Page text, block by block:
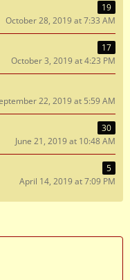
19
October 28, 2019 at 7:33 AM
17
October 3, 2019 at 4:23 PM
22, 2019 at 5:59 AM
30
June 21, 2019 at 10:48 AM
5
April 14, 2019 at 7:09 PM